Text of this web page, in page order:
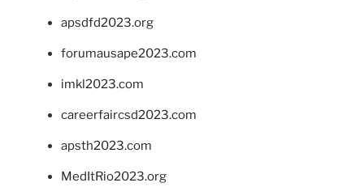
apsdfd2023.org
forumausape2023.com
imkl2023.com
careerfaircsd2023.com
apsth2023.com
MedItRio2023.org